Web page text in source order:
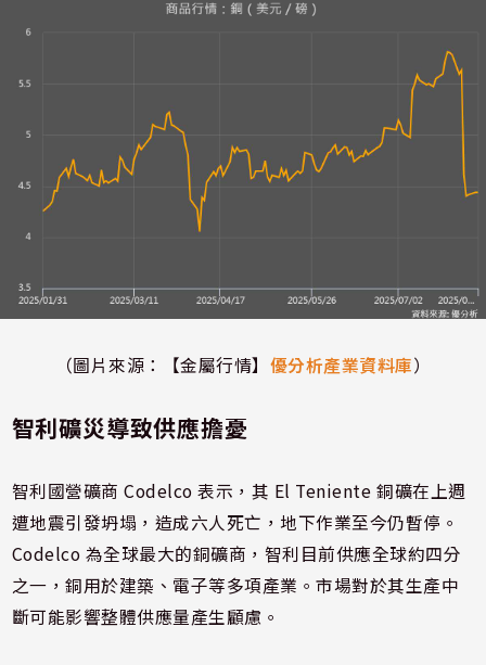
（圖片來源：【金屬行情】 優分析產業資料庫）
智利礦災導致供應擔憂
智利國營礦商 Codelco 表示，其 El Teniente 銅礦在上週
遭地震引發坍塌，造成六人死亡，地下作業至今仍暫停。
Codelco 為全球最大的銅礦商，智利目前供應全球約四分
之一，銅用於建築、電子等多項產業。市場對於其生產中
斷可能影響整體供應量產生顧慮。